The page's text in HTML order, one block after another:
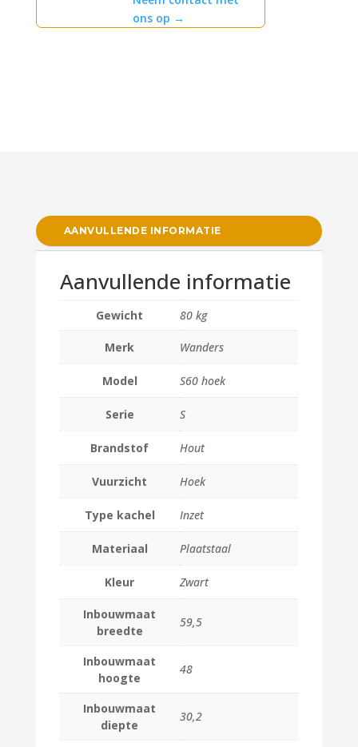
ons op →
AANVULLENDE INFORMATIE
Aanvullende informatie
Gewicht 80 kg
Merk Wanders
Model S60 hoek
Serie S
Brandstof Hout
Vuurzicht Hoek
Type kachel Inzet
Materiaal Plaatstaal
Kleur Zwart
Inbouwmaat
breedte
59,5
Inbouwmaat
hoogte
48
Inbouwmaat
diepte
30,2